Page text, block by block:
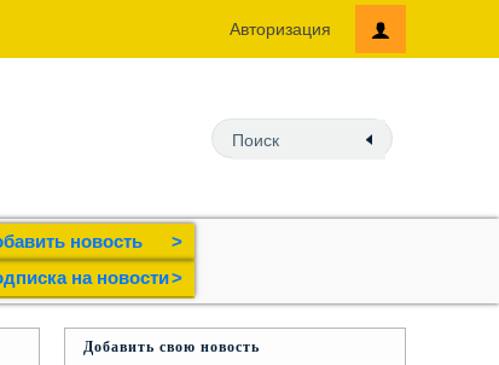
Авторизация
новость
>
на новости>
Добавить свою новость